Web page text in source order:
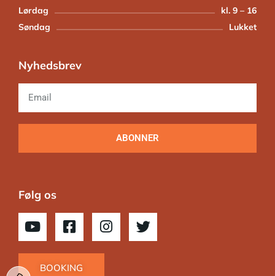
Lørdag
kl. 9 – 16
Søndag
Lukket
Nyhedsbrev
ABONNER
Følg os
BOOKING